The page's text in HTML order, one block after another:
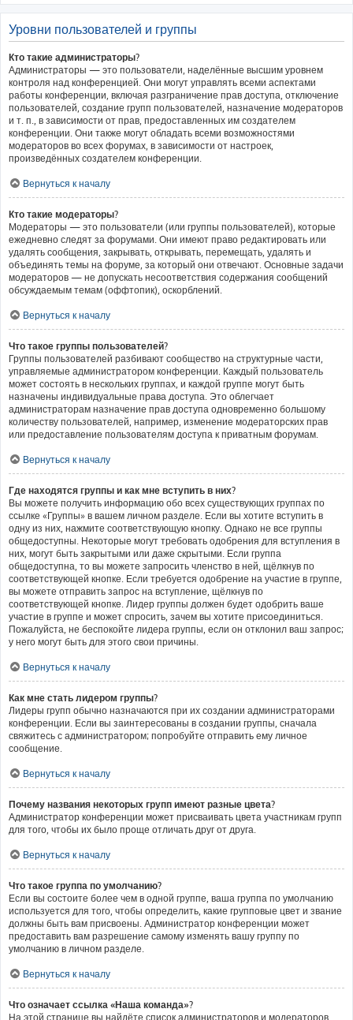
Уровни пользователей и группы
Кто такие администраторы?
Администраторы — это пользователи, наделённые высшим уровнем
контроля над конференцией. Они могут управлять всеми аспектами
работы конференции, включая разграничение прав доступа, отключение
пользователей, создание групп пользователей, назначение модераторов
и т. п., в зависимости от прав, предоставленных им создателем
конференции. Они также могут обладать всеми возможностями
модераторов во всех форумах, в зависимости от настроек,
произведённых создателем конференции.
Вернуться к началу
Кто такие модераторы?
Модераторы — это пользователи (или группы пользователей), которые
ежедневно следят за форумами. Они имеют право редактировать или
удалять сообщения, закрывать, открывать, перемещать, удалять и
объединять темы на форуме, за который они отвечают. Основные задачи
модераторов — не допускать несоответствия содержания сообщений
обсуждаемым темам (оффтопик), оскорблений.
Вернуться к началу
Что такое группы пользователей?
Группы пользователей разбивают сообщество на структурные части,
управляемые администратором конференции. Каждый пользователь
может состоять в нескольких группах, и каждой группе могут быть
назначены индивидуальные права доступа. Это облегчает
администраторам назначение прав доступа одновременно большому
количеству пользователей, например, изменение модераторских прав
или предоставление пользователям доступа к приватным форумам.
Вернуться к началу
Где находятся группы и как мне вступить в них?
Вы можете получить информацию обо всех существующих группах по
ссылке «Группы» в вашем личном разделе. Если вы хотите вступить в
одну из них, нажмите соответствующую кнопку. Однако не все группы
общедоступны. Некоторые могут требовать одобрения для вступления в
них, могут быть закрытыми или даже скрытыми. Если группа
общедоступна, то вы можете запросить членство в ней, щёлкнув по
соответствующей кнопке. Если требуется одобрение на участие в группе,
вы можете отправить запрос на вступление, щёлкнув по
соответствующей кнопке. Лидер группы должен будет одобрить ваше
участие в группе и может спросить, зачем вы хотите присоединиться.
Пожалуйста, не беспокойте лидера группы, если он отклонил ваш запрос;
у него могут быть для этого свои причины.
Вернуться к началу
Как мне стать лидером группы?
Лидеры групп обычно назначаются при их создании администраторами
конференции. Если вы заинтересованы в создании группы, сначала
свяжитесь с администратором; попробуйте отправить ему личное
сообщение.
Вернуться к началу
Почему названия некоторых групп имеют разные цвета?
Администратор конференции может присваивать цвета участникам групп
для того, чтобы их было проще отличать друг от друга.
Вернуться к началу
Что такое группа по умолчанию?
Если вы состоите более чем в одной группе, ваша группа по умолчанию
используется для того, чтобы определить, какие групповые цвет и звание
должны быть вам присвоены. Администратор конференции может
предоставить вам разрешение самому изменять вашу группу по
умолчанию в личном разделе.
Вернуться к началу
Что означает ссылка «Наша команда»?
На этой странице вы найдёте список администраторов и модераторов